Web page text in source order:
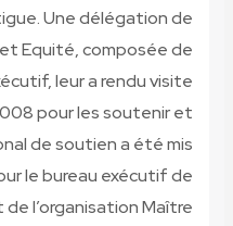
Une délégation de
Equité, composée de
leur a rendu visite
pour les soutenir et
de soutien a été mis
le bureau exécutif de
l’organisation Maître